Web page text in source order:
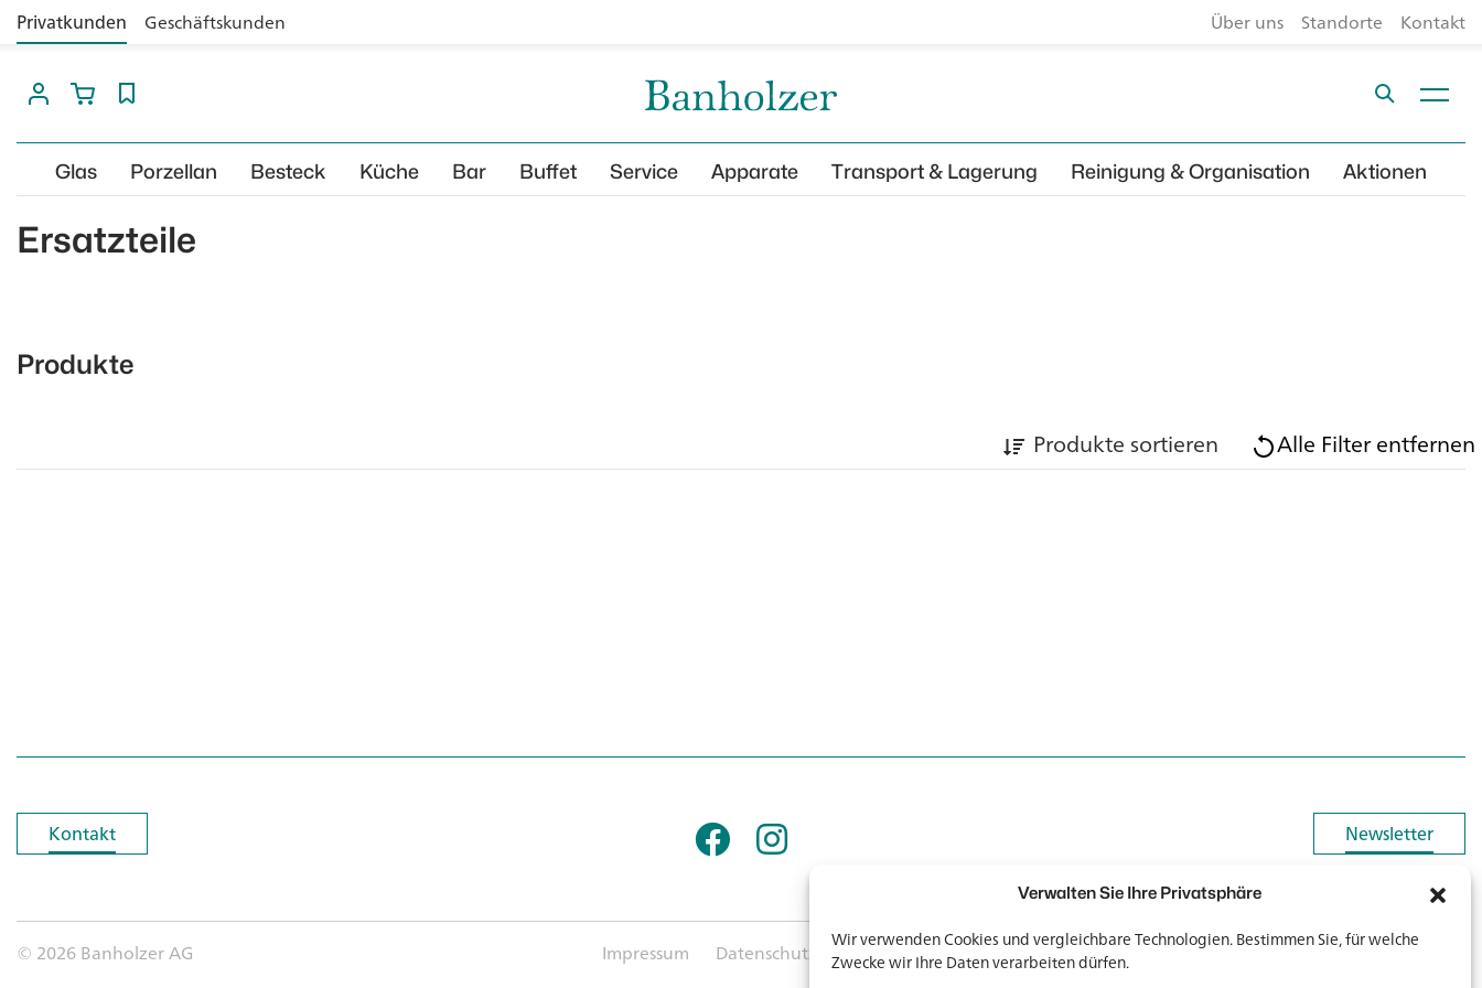
Verwalten Sie Ihre Privatsphäre
Wir verwenden Cookies und vergleichbare Technologien. Bestimmen Sie, für welche
Zwecke wir Ihre Daten verarbeiten dürfen.
Privatkunden Geschäftskunden Über uns Standorte Kontakt
Glas Porzellan Besteck Küche Bar Buffet Service Apparate Transport & Lagerung Reinigung & Organisation Aktionen
Ersatzteile
Produkte
Produkte sortieren Alle Filter entfernen
Kontakt
Kontakt Newsletter
Newsletter
© 2026 Banholzer AG Impressum Datenschutz AGB Medien & Downloads